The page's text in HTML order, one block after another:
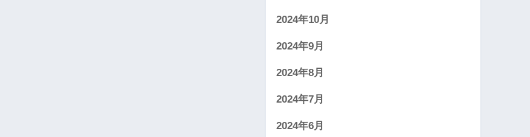
2024年10月
2024年9月
2024年8月
2024年7月
2024年6月